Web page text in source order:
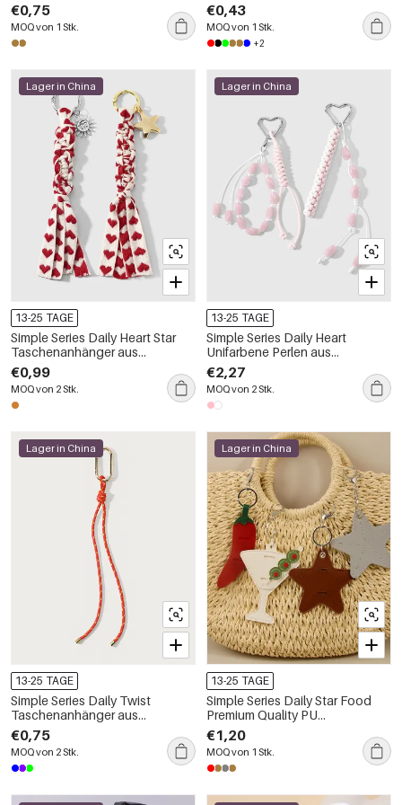
€0,75
MOQ von 1 Stk.
Leoparden-, Karo-, Polka-Dot-
und Paisley-Muster
€0,43
MOQ von 1 Stk.
+2
Lager in China
13-25 TAGE
Simple Series Daily Heart Star
Taschenanhänger aus
Legierung
€0,99
MOQ von 2 Stk.
Lager in China
13-25 TAGE
Simple Series Daily Heart
Unifarbene Perlen aus
Legierung Taschenanhänger für
Damen
€2,27
MOQ von 2 Stk.
Lager in China
13-25 TAGE
Simple Series Daily Twist
Taschenanhänger aus
Legierung
€0,75
MOQ von 2 Stk.
Lager in China
13-25 TAGE
Simple Series Daily Star Food
Premium Quality PU
Taschenanhänger
€1,20
MOQ von 1 Stk.